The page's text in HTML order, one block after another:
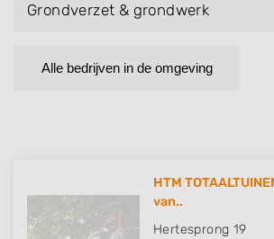
Grondverzet & grondwerk
Alle bedrijven in de omgeving
HTM
van..
Hertesprong 19